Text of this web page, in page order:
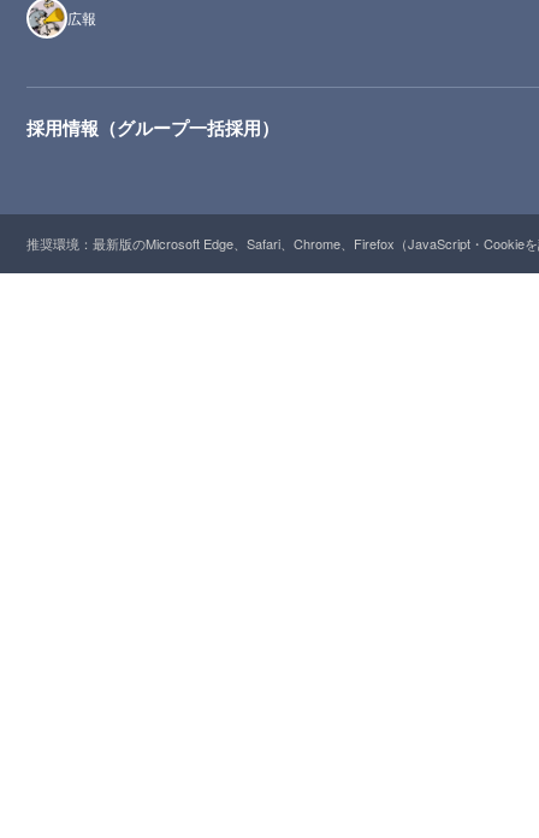
広報
採用情報（グループ一括採用）
推奨環境：最新版のMicrosoft Edge、Safari、Chrome、Firefox（JavaScript・Cookie